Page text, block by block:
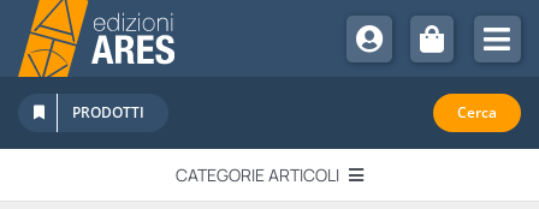
Salta
contenuto
Chi Siamo
Sostienici
Abbonamenti
PRODOTTI Cerca
CATEGORIE ARTICOLI